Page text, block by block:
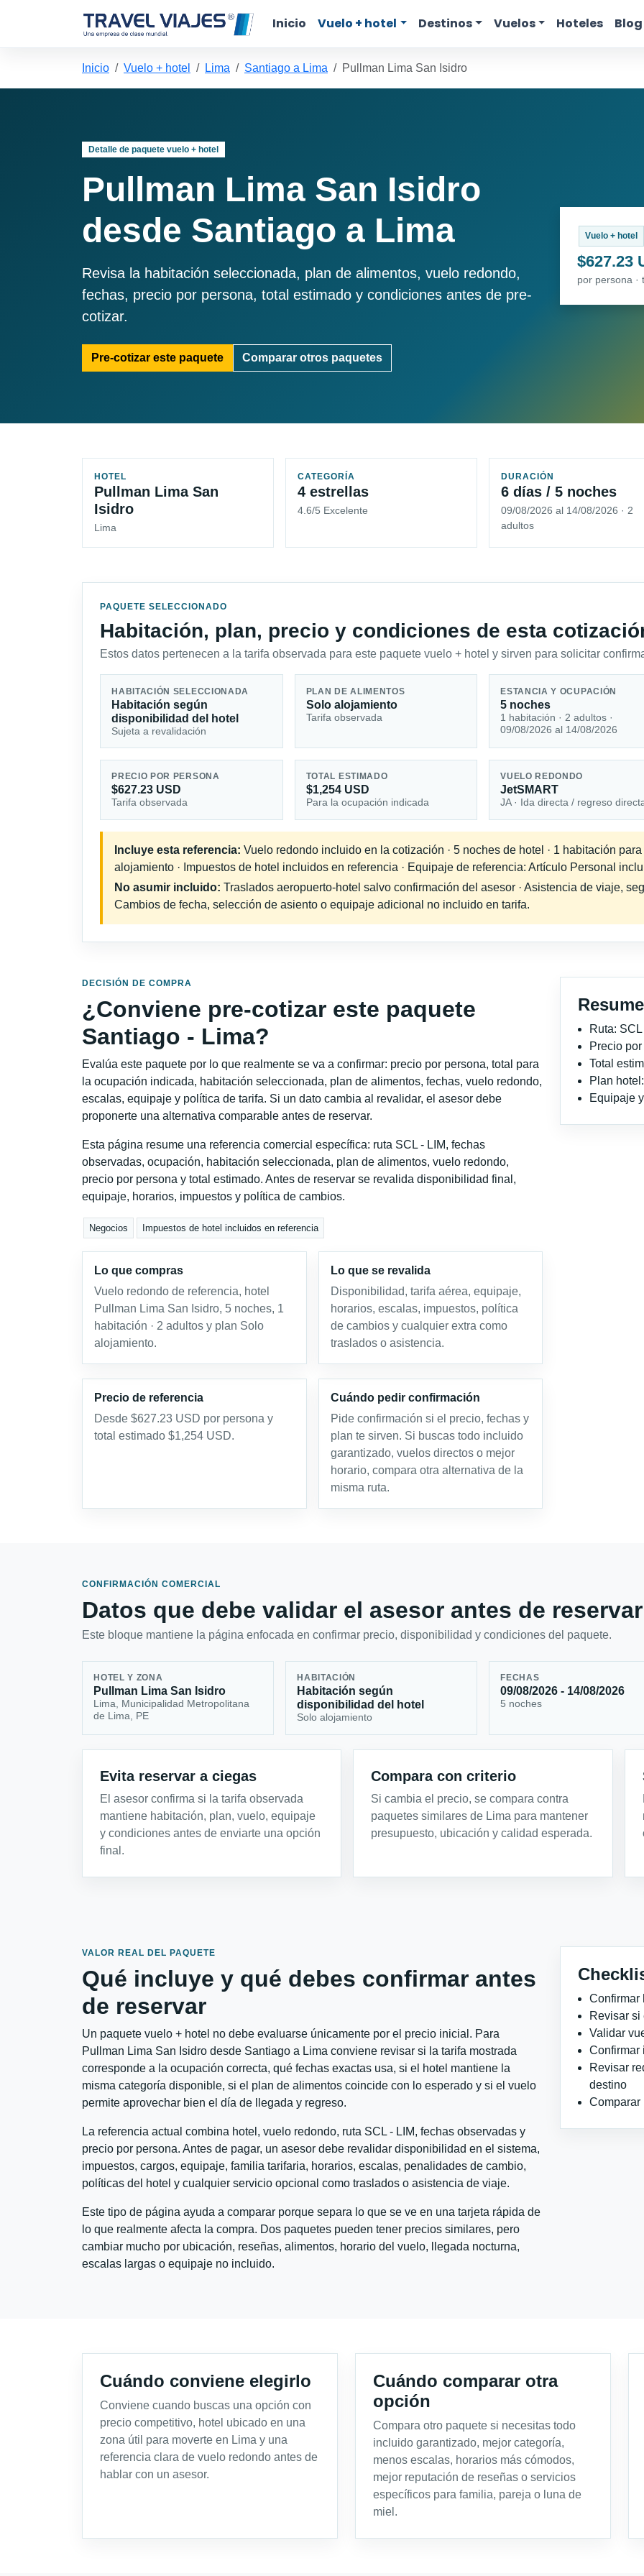
Inicio Vuelo + hotel Destinos Vuelos Hoteles Blog
Inicio Vuelo + hotel Lima Santiago a Lima Pullman Lima San Isidro
Detalle de paquete vuelo + hotel
Pullman Lima San Isidro
desde Santiago a Lima
Revisa la habitación seleccionada, plan de alimentos, vuelo redondo,
fechas, precio por persona, total estimado y condiciones antes de pre-
cotizar.
Pre-cotizar este paquete Comparar otros paquetes
Vuelo + hotel
$627.23
por persona ·
HOTEL
Pullman Lima San
Isidro
Lima
CATEGORÍA
4 estrellas
4.6/5 Excelente
DURACIÓN
6 días / 5 noches
09/08/2026 al 14/08/2026 · 2
adultos
PAQUETE SELECCIONADO
Habitación, plan, precio y condiciones de esta
Estos datos pertenecen a la tarifa observada para este paquete vuelo + hotel y sirven para solicitar
HABITACIÓN SELECCIONADA
Habitación según
disponibilidad del hotel
Sujeta a revalidación
PLAN DE ALIMENTOS
Solo alojamiento
Tarifa observada
ESTANCIA Y OCUPACIÓN
5 noches
1 habitación · 2 adultos ·
09/08/2026 al 14/08/2026
PRECIO POR PERSONA
$627.23 USD
Tarifa observada
TOTAL ESTIMADO
$1,254 USD
Para la ocupación indicada
VUELO REDONDO
JetSMART
JA · Ida directa / regreso
Incluye esta referencia: Vuelo redondo incluido en la cotización · 5 noches de hotel · 1 habitación
alojamiento · Impuestos de hotel incluidos en referencia · Equipaje de referencia: Artículo Personal
No asumir incluido: Traslados aeropuerto-hotel salvo confirmación del asesor · Asistencia de viaje,
Cambios de fecha, selección de asiento o equipaje adicional no incluido en tarifa.
DECISIÓN DE COMPRA
¿Conviene pre-cotizar este paquete
Santiago - Lima?
Evalúa este paquete por lo que realmente se va a confirmar: precio por persona, total para
la ocupación indicada, habitación seleccionada, plan de alimentos, fechas, vuelo redondo,
escalas, equipaje y política de tarifa. Si un dato cambia al revalidar, el asesor debe
proponerte una alternativa comparable antes de reservar.
Esta página resume una referencia comercial específica: ruta SCL - LIM, fechas
observadas, ocupación, habitación seleccionada, plan de alimentos, vuelo redondo,
precio por persona y total estimado. Antes de reservar se revalida disponibilidad final,
equipaje, horarios, impuestos y política de cambios.
Negocios Impuestos de hotel incluidos en referencia
Lo que compras
Vuelo redondo de referencia, hotel
Pullman Lima San Isidro, 5 noches, 1
habitación · 2 adultos y plan Solo
alojamiento.
Lo que se revalida
Disponibilidad, tarifa aérea, equipaje,
horarios, escalas, impuestos, política
de cambios y cualquier extra como
traslados o asistencia.
Precio de referencia
Desde $627.23 USD por persona y
total estimado $1,254 USD.
Cuándo pedir confirmación
Pide confirmación si el precio, fechas y
plan te sirven. Si buscas todo incluido
garantizado, vuelos directos o mejor
horario, compara otra alternativa de la
misma ruta.
Ruta: SCL
Precio
Total
Plan
Equipaje
CONFIRMACIÓN COMERCIAL
Datos que debe validar el asesor antes de reservar
Este bloque mantiene la página enfocada en confirmar precio, disponibilidad y condiciones del paquete.
HOTEL Y ZONA
Pullman Lima San Isidro
Lima, Municipalidad Metropolitana
de Lima, PE
HABITACIÓN
Habitación según
disponibilidad del hotel
Solo alojamiento
FECHAS
09/08/2026 - 14/08/2026
5 noches
Evita reservar a ciegas
El asesor confirma si la tarifa observada
mantiene habitación, plan, vuelo, equipaje
y condiciones antes de enviarte una opción
final.
Compara con criterio
Si cambia el precio, se compara contra
paquetes similares de Lima para mantener
presupuesto, ubicación y calidad esperada.
VALOR REAL DEL PAQUETE
Qué incluye y qué debes confirmar antes
de reservar
Un paquete vuelo + hotel no debe evaluarse únicamente por el precio inicial. Para
Pullman Lima San Isidro desde Santiago a Lima conviene revisar si la tarifa mostrada
corresponde a la ocupación correcta, qué fechas exactas usa, si el hotel mantiene la
misma categoría disponible, si el plan de alimentos coincide con lo esperado y si el vuelo
permite aprovechar bien el día de llegada y regreso.
La referencia actual combina hotel, vuelo redondo, ruta SCL - LIM, fechas observadas y
precio por persona. Antes de pagar, un asesor debe revalidar disponibilidad en el sistema,
impuestos, cargos, equipaje, familia tarifaria, horarios, escalas, penalidades de cambio,
políticas del hotel y cualquier servicio opcional como traslados o asistencia de viaje.
Este tipo de página ayuda a comparar porque separa lo que se ve en una tarjeta rápida de
lo que realmente afecta la compra. Dos paquetes pueden tener precios similares, pero
cambiar mucho por ubicación, reseñas, alimentos, horario del vuelo, llegada nocturna,
escalas largas o equipaje no incluido.
Confirmar
Revisar si
Validar
Confirmar
Revisar
destino
Comparar
Cuándo conviene elegirlo
Conviene cuando buscas una opción con
precio competitivo, hotel ubicado en una
zona útil para moverte en Lima y una
referencia clara de vuelo redondo antes de
hablar con un asesor.
Cuándo comparar otra
opción
Compara otro paquete si necesitas todo
incluido garantizado, mejor categoría,
menos escalas, horarios más cómodos,
mejor reputación de reseñas o servicios
específicos para familia, pareja o luna de
miel.